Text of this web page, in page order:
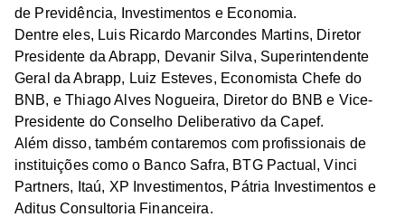
de Previdência, Investimentos e Economia.
Dentre eles, Luis Ricardo Marcondes Martins, Diretor
Presidente da Abrapp, Devanir Silva, Superintendente
Geral da Abrapp, Luiz Esteves, Economista Chefe do
BNB, e Thiago Alves Nogueira, Diretor do BNB e Vice-
Presidente do Conselho Deliberativo da Capef.
Além disso, também contaremos com profissionais de
instituições como o Banco Safra, BTG Pactual, Vinci
Partners, Itaú, XP Investimentos, Pátria Investimentos e
Aditus Consultoria Financeira.